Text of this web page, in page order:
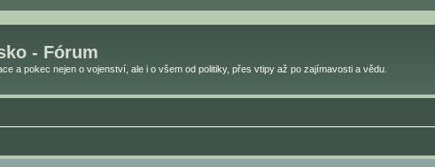
- Fórum
a pokec nejen o vojenství, ale i o všem od politiky, přes vtipy až po zajímavosti a vědu.